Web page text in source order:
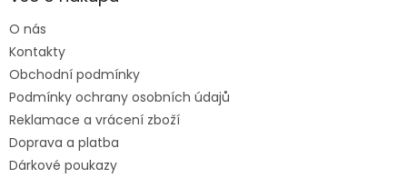
O nás
Kontakty
Obchodní podmínky
Podmínky ochrany osobních údajů
Reklamace a vrácení zboží
Doprava a platba
Dárkové poukazy